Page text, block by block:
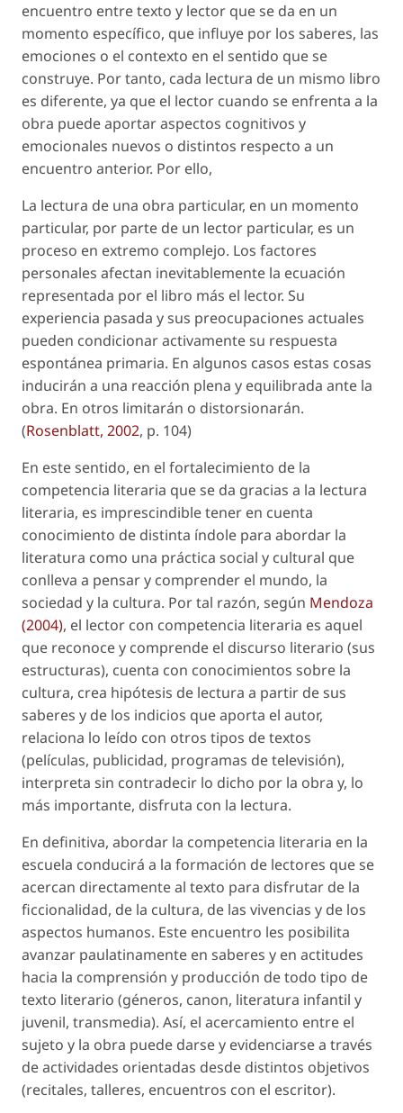
encuentro entre texto y lector que se da en un
momento específico, que influye por los saberes, las
emociones o el contexto en el sentido que se
construye. Por tanto, cada lectura de un mismo libro
es diferente, ya que el lector cuando se enfrenta a la
obra puede aportar aspectos cognitivos y
emocionales nuevos o distintos respecto a un
encuentro anterior. Por ello,
La lectura de una obra particular, en un momento
particular, por parte de un lector particular, es un
proceso en extremo complejo. Los factores
personales afectan inevitablemente la ecuación
representada por el libro más el lector. Su
experiencia pasada y sus preocupaciones actuales
pueden condicionar activamente su respuesta
espontánea primaria. En algunos casos estas cosas
inducirán a una reacción plena y equilibrada ante la
obra. En otros limitarán o distorsionarán.
(Rosenblatt, 2002, p. 104)
En este sentido, en el fortalecimiento de la
competencia literaria que se da gracias a la lectura
literaria, es imprescindible tener en cuenta
conocimiento de distinta índole para abordar la
literatura como una práctica social y cultural que
conlleva a pensar y comprender el mundo, la
sociedad y la cultura. Por tal razón, según Mendoza
(2004), el lector con competencia literaria es aquel
que reconoce y comprende el discurso literario (sus
estructuras), cuenta con conocimientos sobre la
cultura, crea hipótesis de lectura a partir de sus
saberes y de los indicios que aporta el autor,
relaciona lo leído con otros tipos de textos
(películas, publicidad, programas de televisión),
interpreta sin contradecir lo dicho por la obra y, lo
más importante, disfruta con la lectura.
En definitiva, abordar la competencia literaria en la
escuela conducirá a la formación de lectores que se
acercan directamente al texto para disfrutar de la
ficcionalidad, de la cultura, de las vivencias y de los
aspectos humanos. Este encuentro les posibilita
avanzar paulatinamente en saberes y en actitudes
hacia la comprensión y producción de todo tipo de
texto literario (géneros, canon, literatura infantil y
juvenil, transmedia). Así, el acercamiento entre el
sujeto y la obra puede darse y evidenciarse a través
de actividades orientadas desde distintos objetivos
(recitales, talleres, encuentros con el escritor).